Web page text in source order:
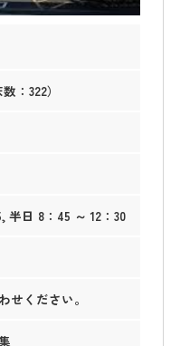
：322）
半日 8：45 ～ 12：30
せください。